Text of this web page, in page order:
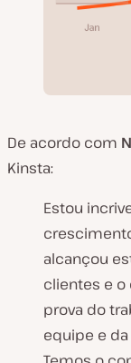
De acordo com
Kinsta:
Estou
alcançou
clientes e
prova do
equipe e